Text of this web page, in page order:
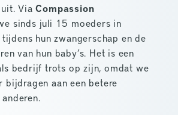
uit. ViaCompassion
sinds juli 15 moeders in
hun zwangerschap en de
van hun baby’s. Het is een
bedrijf trots op zijn, omdat we
bijdragen aan een betere